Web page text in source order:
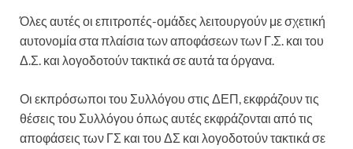
Όλες αυτές οι επιτροπές-ομάδες λειτουργούν με σχετική
αυτονομία στα πλαίσια των αποφάσεων των Γ.Σ. και του
Δ.Σ. και λογοδοτούν τακτικά σε αυτά τα όργανα.
Οι εκπρόσωποι του Συλλόγου στις ΔΕΠ, εκφράζουν τις
θέσεις του Συλλόγου όπως αυτές εκφράζονται από τις
αποφάσεις των ΓΣ και του ΔΣ και λογοδοτούν τακτικά σε